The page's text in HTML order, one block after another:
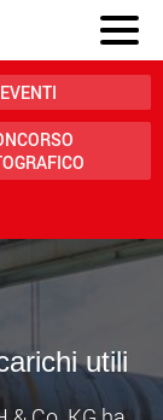
EVENTI
utili